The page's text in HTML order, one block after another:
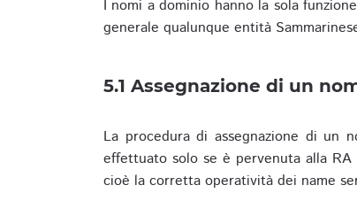
I nomi a dominio hanno la sola
generale qualunque entità
5.1 Assegnazione di un
La procedura di assegnazione di un
effettuato solo se è pervenuta alla
cioè la corretta operatività dei name